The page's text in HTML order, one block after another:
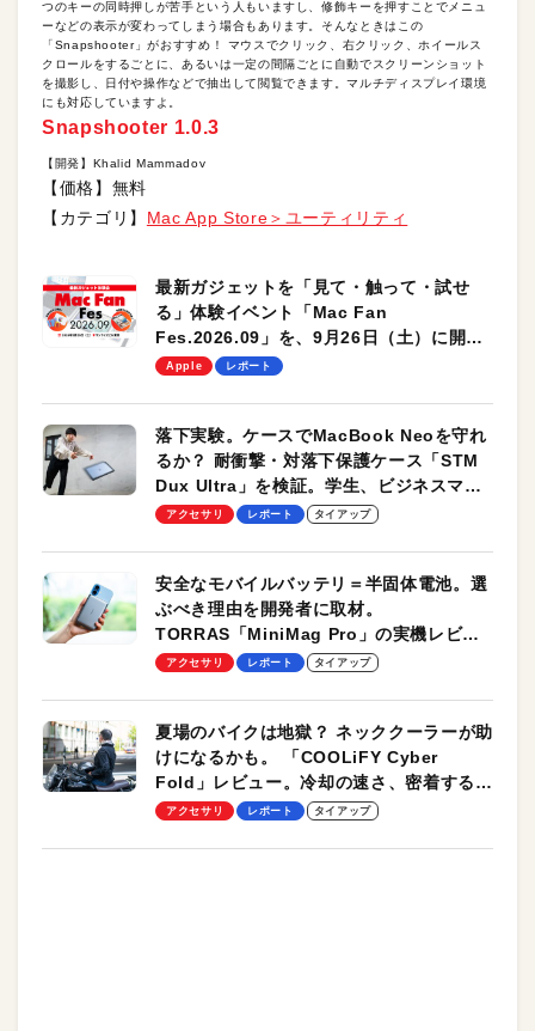
つのキーの同時押しが苦手という人もいますし、修飾キーを押すことでメニュ
ーなどの表示が変わってしまう場合もあります。そんなときはこの
「Snapshooter」がおすすめ！ マウスでクリック、右クリック、ホイールス
クロールをするごとに、あるいは一定の間隔ごとに自動でスクリーンショット
を撮影し、日付や操作などで抽出して閲覧できます。マルチディスプレイ環境
にも対応していますよ。
Snapshooter 1.0.3
【開発】Khalid Mammadov
【価格】無料
【カテゴリ】 Mac App Store＞ユーティリティ
最新ガジェットを「見て・触って・試せ
る」体験イベント「Mac Fan
Fes.2026.09」を、9月26日（土）に開催
します！
Apple レポート
落下実験。ケースでMacBook Neoを守れ
るか？ 耐衝撃・対落下保護ケース「STM
Dux Ultra」を検証。学生、ビジネスマン
のモバイルユースに最適！
アクセサリ レポート タイアップ
安全なモバイルバッテリ＝半固体電池。選
ぶべき理由を開発者に取材。
TORRAS「MiniMag Pro」の実機レビュ
ーも
アクセサリ レポート タイアップ
夏場のバイクは地獄？ ネッククーラーが助
けになるかも。 「COOLiFY Cyber
Fold」レビュー。冷却の速さ、密着する冷
却プレート、シンプルな操作性がグッド！
アクセサリ レポート タイアップ